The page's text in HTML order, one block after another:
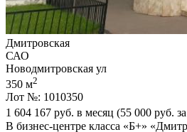
Дмитровская
САО
Новодмитровская ул
350 м2
Лот №: 1010350
1 604 167 руб. в месяц (55 000 руб.
В бизнес-центре класса «Б+»